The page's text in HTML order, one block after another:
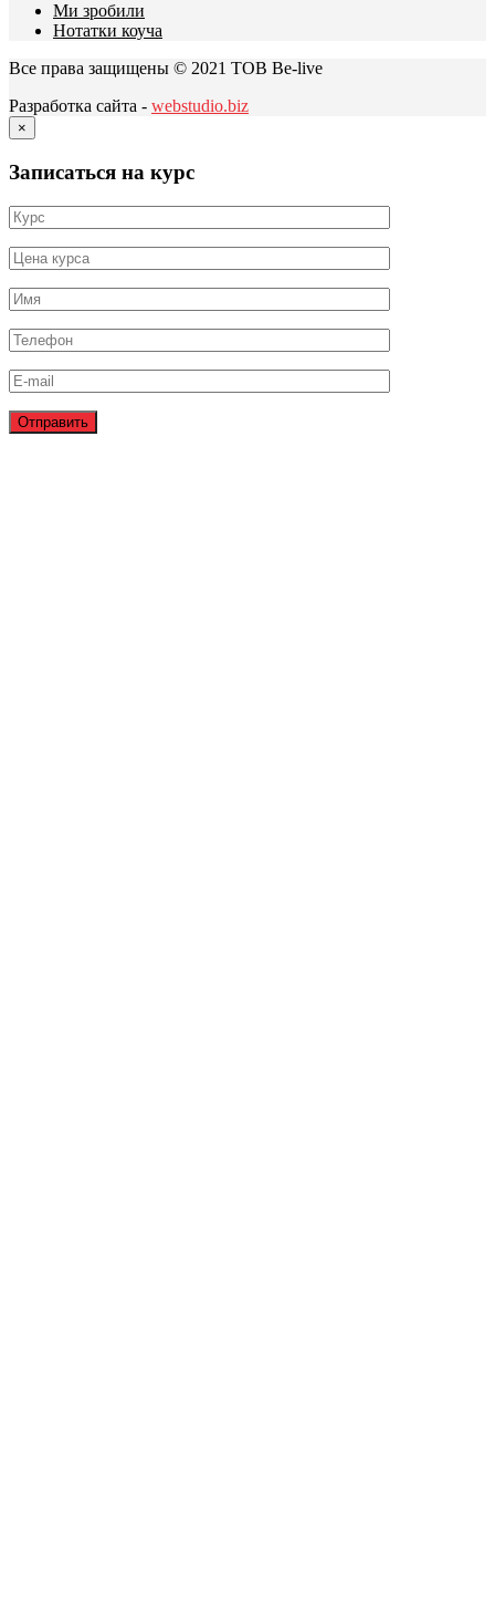
Ми зробили
Нотатки коуча
Все права защищены © 2021 ТОВ Be-live
Разработка сайта - webstudio.biz
×
Записаться на курс